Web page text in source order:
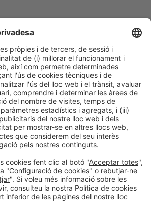
POLÍTICA DE
Cookies podrà ser modificada o
moment. Per això, et recomanem
que accedeixis a aquesta web.
vegada:22 de març de 2024